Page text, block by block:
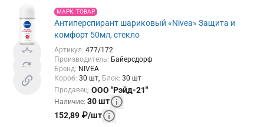
МАРК. ТОВАР
Антиперспирант шариковый «Nivea» Защита и
комфорт 50мл, стекло
Артикул: 477/172
Производитель: Байерсдорф
Бренд: NIVEA
Короб: 30 шт Блок: 30 шт
Продавец: ООО "Рэйд-21"
Наличие: 30шт
152,89 ₽/шт